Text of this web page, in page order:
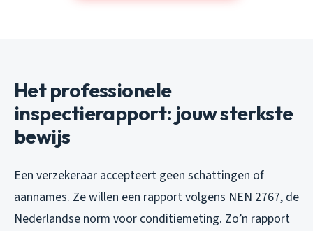
Het professionele
inspectierapport: jouw sterkste
bewijs
Een verzekeraar accepteert geen schattingen of
aannames. Ze willen een rapport volgens NEN 2767, de
Nederlandse norm voor conditiemeting. Zo’n rapport